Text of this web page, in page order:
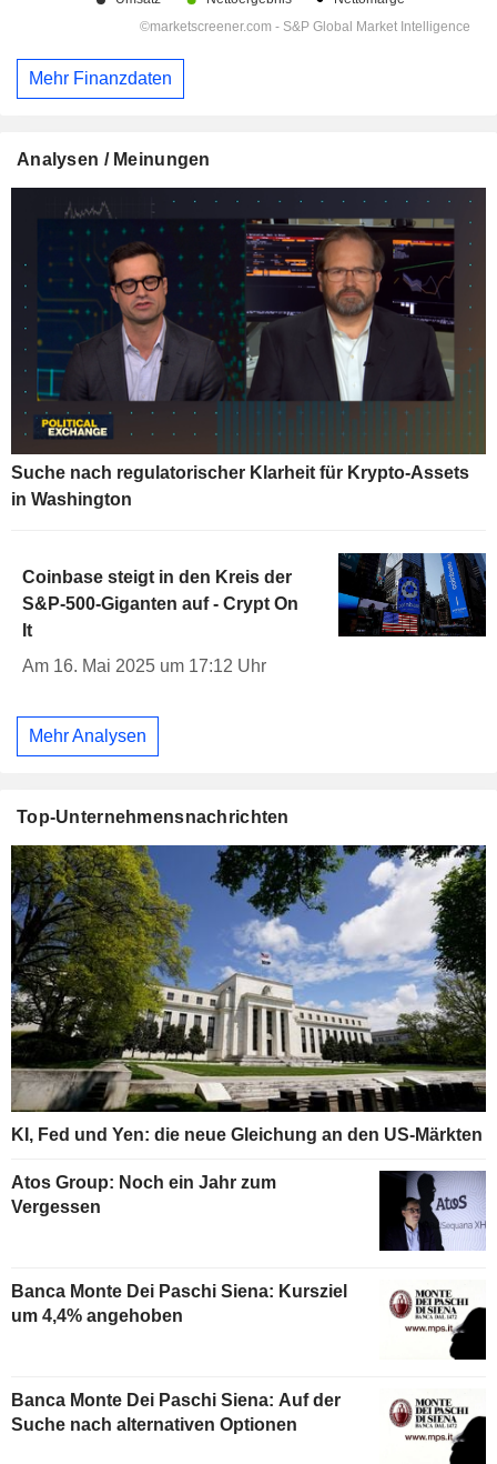
Mehr Finanzdaten
Analysen / Meinungen
Suche nach regulatorischer Klarheit für Krypto-Assets
in Washington
Coinbase steigt in den Kreis der
S&P-500-Giganten auf - Crypt On
It
Am 16. Mai 2025 um 17:12 Uhr
Mehr Analysen
Top-Unternehmensnachrichten
KI, Fed und Yen: die neue Gleichung an den US-Märkten
Atos Group: Noch ein Jahr zum
Vergessen
Banca Monte Dei Paschi Siena: Kursziel
um 4,4% angehoben
Banca Monte Dei Paschi Siena: Auf der
Suche nach alternativen Optionen